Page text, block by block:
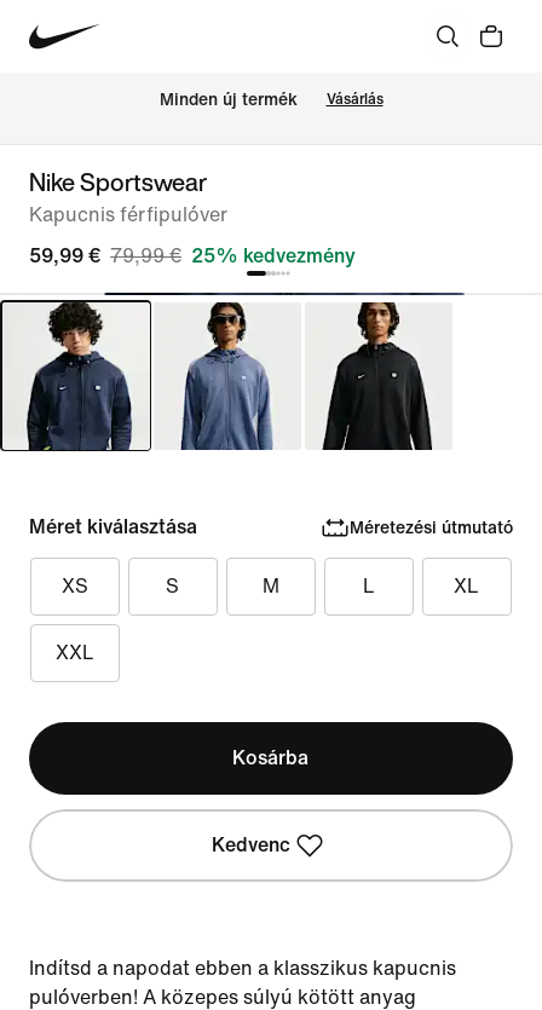
Minden új termék Vásárlás
Nike Sportswear
Kapucnis férfipulóver
59,99 € 79,99 € 25% kedvezmény
Méret kiválasztása Méretezési útmutató
XS S M L XL
XXL
Kosárba
Kedvenc
Indítsd a napodat ebben a klasszikus kapucnis
pulóverben! A közepes súlyú kötött anyag